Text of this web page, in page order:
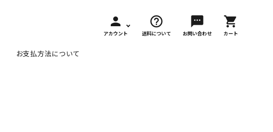
person
アカウント
help_outline
送料について
sms
お問い合わせ
shopping_cart
カート
お支払方法について